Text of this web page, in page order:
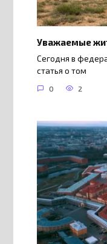
Уважаемые
Сегодня в
статья о том
0 2